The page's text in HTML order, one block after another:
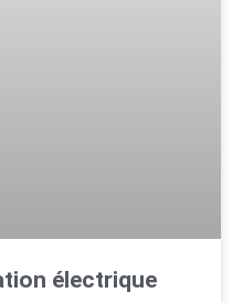
électrique